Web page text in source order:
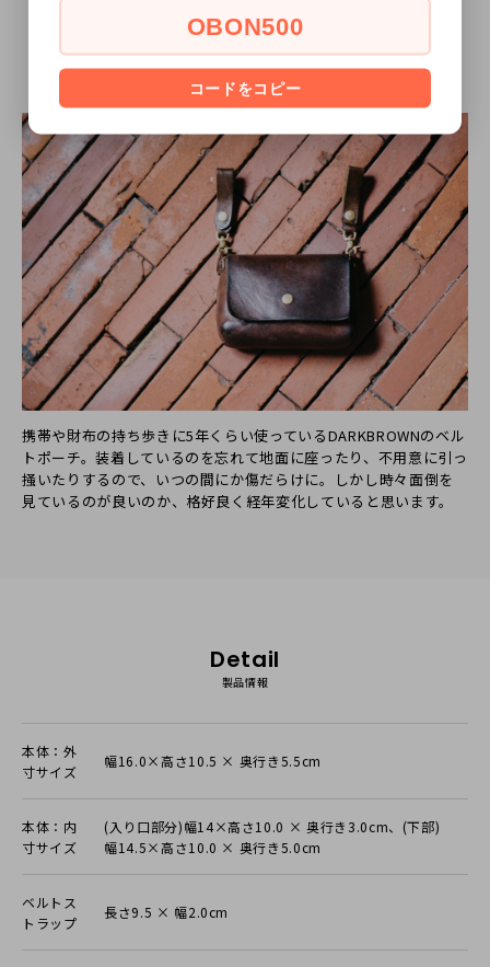
Aging Sample
5年間使ったベルトポーチ：スタッフより
携帯や財布の持ち歩きに5年くらい使っているDARKBROWNのベル
トポーチ。装着しているのを忘れて地面に座ったり、不用意に引っ
掻いたりするので、いつの間にか傷だらけに。しかし時々面倒を
見ているのが良いのか、格好良く経年変化していると思います。
Detail
製品情報
本体：外
寸サイズ
幅16.0×高さ10.5 × 奥行き5.5cm
本体：内
寸サイズ
(入り口部分)幅14×高さ10.0 × 奥行き3.0cm、(下部)
幅14.5×高さ10.0 × 奥行き5.0cm
ベルトス
トラップ
長さ9.5 × 幅2.0cm
OBON500
コードをコピー